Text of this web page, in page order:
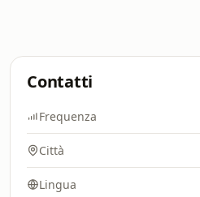
Contatti
Frequenza
Città
Lingua